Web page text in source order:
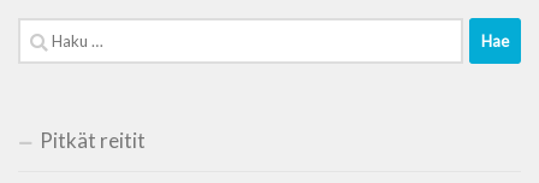
Haku:
Pitkät reitit